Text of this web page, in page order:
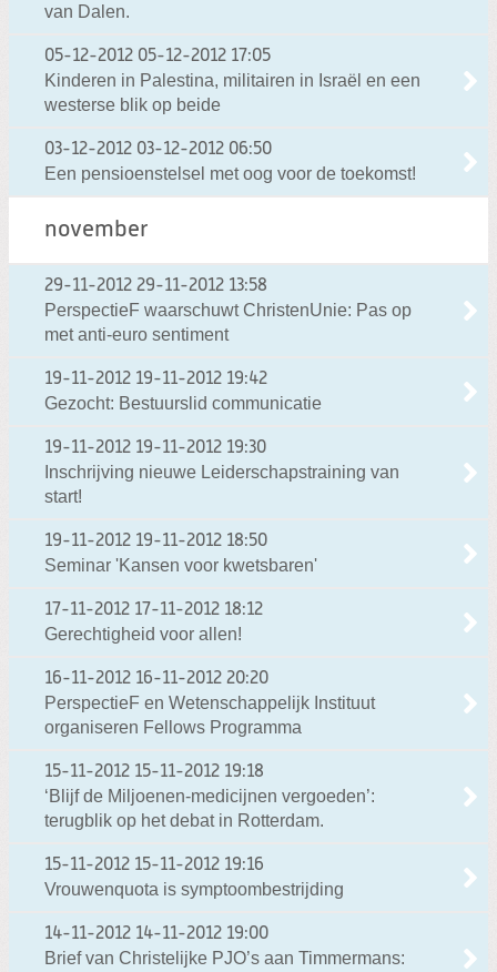
van Dalen.
05-12-2012 05-12-2012 17:05
Kinderen in Palestina, militairen in Israël en een
westerse blik op beide
03-12-2012 03-12-2012 06:50
Een pensioenstelsel met oog voor de toekomst!
november
29-11-2012 29-11-2012 13:58
PerspectieF waarschuwt ChristenUnie: Pas op
met anti-euro sentiment
19-11-2012 19-11-2012 19:42
Gezocht: Bestuurslid communicatie
19-11-2012 19-11-2012 19:30
Inschrijving nieuwe Leiderschapstraining van
start!
19-11-2012 19-11-2012 18:50
Seminar 'Kansen voor kwetsbaren'
17-11-2012 17-11-2012 18:12
Gerechtigheid voor allen!
16-11-2012 16-11-2012 20:20
PerspectieF en Wetenschappelijk Instituut
organiseren Fellows Programma
15-11-2012 15-11-2012 19:18
‘Blijf de Miljoenen-medicijnen vergoeden’:
terugblik op het debat in Rotterdam.
15-11-2012 15-11-2012 19:16
Vrouwenquota is symptoombestrijding
14-11-2012 14-11-2012 19:00
Brief van Christelijke PJO’s aan Timmermans: